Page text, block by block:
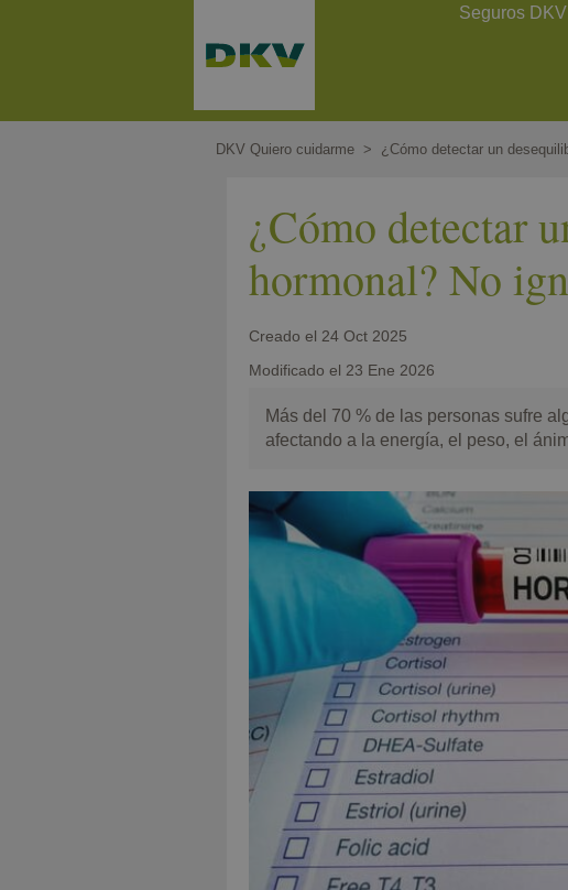
Contact HeaderSeguros DKV
DKV Quiero cuidarme ¿Cómo detectar un
¿Cómo detectar
hormonal? No
Creado el 24 Oct 2025
Modificado el 23 Ene 2026
Más del 70 % de las personas sufre
afectando a la energía, el peso, el